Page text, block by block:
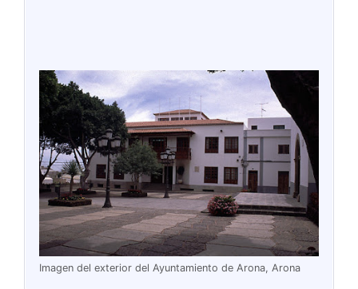
Imagen del exterior del Ayuntamiento de Arona, Arona